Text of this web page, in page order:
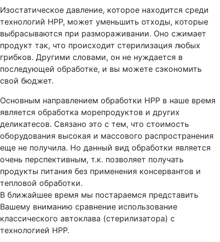
Изостатическое давление, которое находится среди
технологий НРР, может уменьшить отходы, которые
выбрасываются при размораживании. Оно сжимает
продукт так, что происходит стерилизация любых
грибков. Другими словами, он не нуждается в
последующей обработке, и вы можете сэкономить
свой бюджет.
Основным направлением обработки HPP в наше время
является обработка морепродуктов и других
деликатесов. Связано это с тем, что стоимость
оборудования высокая и массового распространения
еще не получила. Но данный вид обработки является
очень перспективным, т.к. позволяет получать
продукты питания без применения консервантов и
тепловой обработки.
В ближайшее время мы постараемся представить
Вашему вниманию сравнение использование
классического автоклава (стерилизатора) с
технологией HPP.